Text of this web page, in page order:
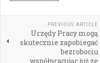
PREVIOUS ARTICLE
Urzędy Pracy mogą
skutecznie zapobiegać
bezrobociu
współpracując już ze